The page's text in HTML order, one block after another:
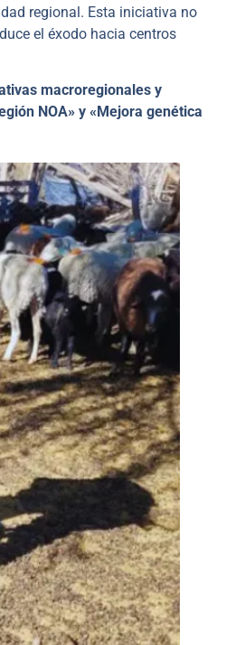
regional. Esta iniciativa no
el éxodo hacia centros
macroregionales y
NOA» y «Mejora genética